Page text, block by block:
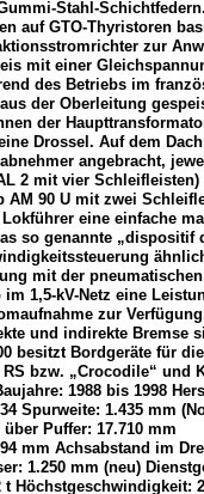
Stahl-
auf GTO-Thyristoren
zur
mit einer
des Betriebs im
der Oberleitung
der
Drossel. Auf dem
angebracht,
2 mit vier Schleifleisten)
AM 90 U mit zwei
eine einfache
so genannte „dispositif
mit der
1,5-kV-Netz eine
zur
und indirekte Bremse
besitzt Bordgeräte für die
bzw. „Crocodile“ und
1988 bis 1998
Spurweite: 1.435 mm
Puffer: 17.710 mm
mm Achsabstand im
1.250 mm (neu)
t Höchstgeschwindigkeit: